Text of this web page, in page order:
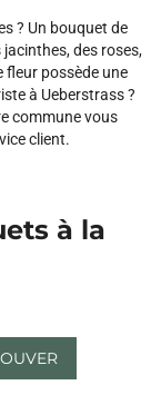
? Un bouquet de
des roses,
fleur possède une
à Ueberstrass ?
commune vous
client.
à la